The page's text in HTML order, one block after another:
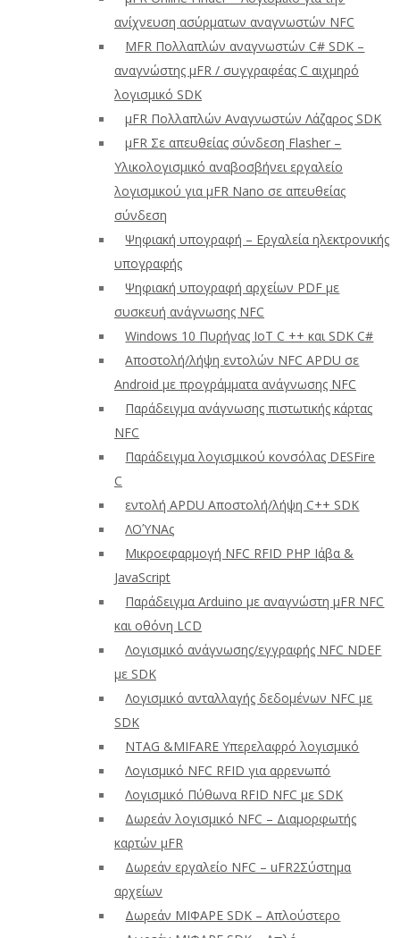
ανίχνευση ασύρματων αναγνωστών NFC
ΜFR Πολλαπλών αναγνωστών C# SDK –
αναγνώστης μFR / συγγραφέας C αιχμηρό
λογισμικό SDK
μFR Πολλαπλών Αναγνωστών Λάζαρος SDK
μFR Σε απευθείας σύνδεση Flasher –
Υλικολογισμικό αναβοσβήνει εργαλείο
λογισμικού για μFR Nano σε απευθείας
σύνδεση
Ψηφιακή υπογραφή – Εργαλεία ηλεκτρονικής
υπογραφής
Ψηφιακή υπογραφή αρχείων PDF με
συσκευή ανάγνωσης NFC
Windows 10 Πυρήνας IoT C ++ και SDK C#
Αποστολή/λήψη εντολών NFC APDU σε
Android με προγράμματα ανάγνωσης NFC
Παράδειγμα ανάγνωσης πιστωτικής κάρτας
NFC
Παράδειγμα λογισμικού κονσόλας DESFire
C
εντολή APDU Αποστολή/λήψη C++ SDK
ΛΟΎΝΑς
Μικροεφαρμογή NFC RFID PHP Ιάβα &
JavaScript
Παράδειγμα Arduino με αναγνώστη μFR NFC
και οθόνη LCD
Λογισμικό ανάγνωσης/εγγραφής NFC NDEF
με SDK
Λογισμικό ανταλλαγής δεδομένων NFC με
SDK
NTAG &MIFARE Υπερελαφρό λογισμικό
Λογισμικό NFC RFID για αρρενωπό
Λογισμικό Πύθωνα RFID NFC με SDK
Δωρεάν λογισμικό NFC – Διαμορφωτής
καρτών μFR
Δωρεάν εργαλείο NFC – uFR2Σύστημα
αρχείων
Δωρεάν ΜΙΦΑΡΕ SDK – Απλούστερο